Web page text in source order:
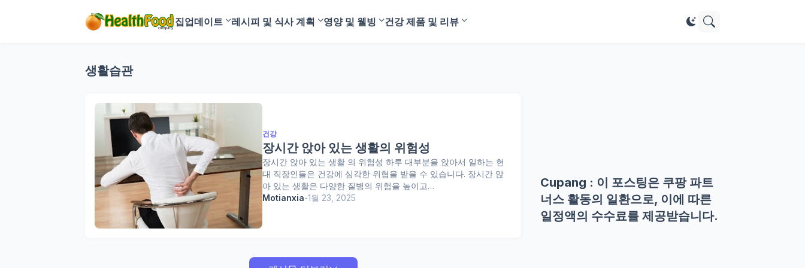
집업데이트 레시피 및 식사 계획 영양 및 웰빙 건강 제품 및 리뷰
생활습관
건강
장시간 앉아 있는 생활의 위험성
장시간 앉아 있는 생활 의 위험성 하루 대부분을 앉아서 일하는 현
대 직장인들은 건강에 심각한 위협을 받을 수 있습니다. 장시간 앉
아 있는 생활은 다양한 질병의 위험을 높이고…
Motianxia-1월 23, 2025
Cupang : 이 포스팅은 쿠팡 파트
너스 활동의 일환으로, 이에 따른
일정액의 수수료를 제공받습니다.